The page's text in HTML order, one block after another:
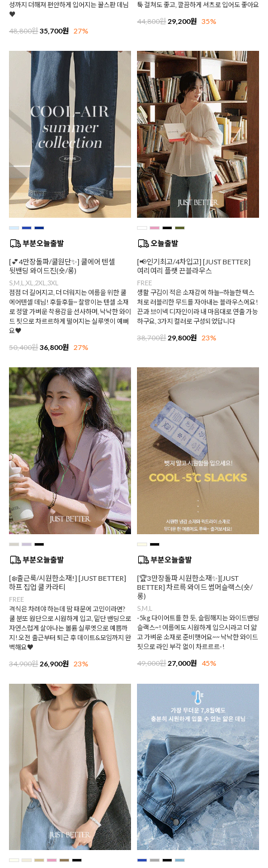
성까지 더해져 편안하게 입어지는 꿀스판 데님
♥
48,800원35,700원 27%
툭 걸쳐도 좋고, 깔끔하게 셔츠로 입어도 좋아요
44,800원29,200원 35%
[💕4만장돌파/쿨원단✨] 쿨에어 텐셀
뒷밴딩 와이드진(숏/롱)
S,M,L,XL,2XL,3XL
점점 더 길어지고, 더 더워지는 여름을 위한 쿨
에어텐셀 데님! 후들후들~ 찰랑이는 텐셀 소재
로 정말 가벼운 착용감을 선사하며, 낙낙한 와이
드 핏으로 차르르하게 떨어지는 실루엣이 예뻐
요♥
50,400원36,800원 27%
[📢인기최고/4차입고] [JUST BETTER]
여리여리 플랫 끈블라우스
FREE
생활 구김이 적은 소재감에 하늘~하늘한 텍스
처로 러블리한 무드를 자아내는 블라우스에요!
끈과 브이넥 디자인이라 내 마음대로 연출 가능
하구요, 3가지 컬러로 구성되었답니다
38,700원 29,800원 23%
[❄️출근룩/시원한소재!] [JUST BETTER]
하프 집업 쿨 카라티
FREE
격식은 차려야 하는데 땀 때문에 고민이라면?
쿨 분또 원단으로 시원하게 입고, 밑단 밴딩으로
자연스럽게 살아나는 볼륨 실루엣으로 예쁨까
지! 오전 출근부터 퇴근 후 데이트&모임까지 완
벽해요♥
34,900원 26,900원 23%
[🏆3만장돌파 시원한소재✨][JUST
BETTER] 차르륵 와이드 썸머슬랙스(숏/
롱)
S,M,L
-5kg 다이어트를 한 듯, 슬림해지는 와이드밴딩
슬랙스~! 여름에도 시원하게 입으시라고 더 얇
고 가벼운 소재로 준비햇어요~~ 낙낙한 와이드
핏으로 라인 부각 없이 차르르르-!
49,000원 27,000원 45%